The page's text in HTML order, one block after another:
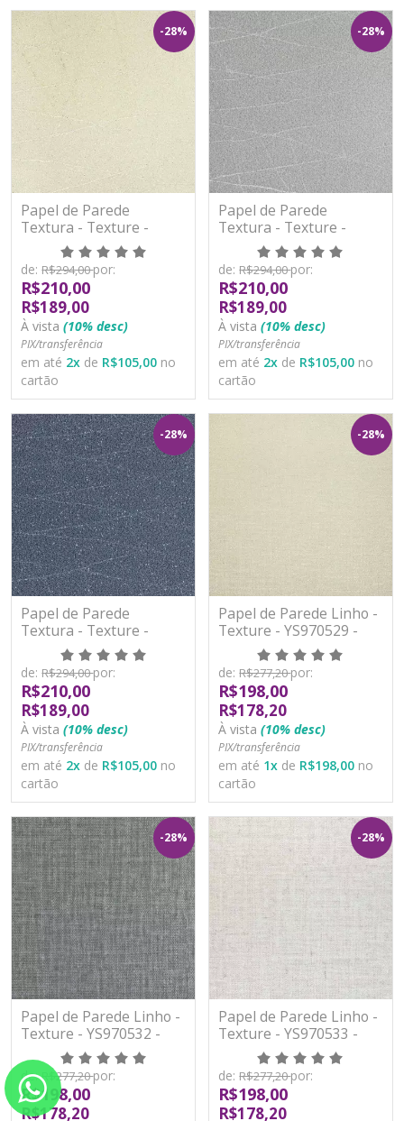
-28%
Papel de Parede
Textura - Texture -
YS970521 - TNT/Vinilíco
de: R$294,00por:
R$210,00
R$189,00
À vista (10% desc)
PIX/transferência
em até 2x de R$105,00 no
cartão
-28%
Papel de Parede
Textura - Texture -
YS970522 - TNT/Vinilíco
de: R$294,00por:
R$210,00
R$189,00
À vista (10% desc)
PIX/transferência
em até 2x de R$105,00 no
cartão
-28%
Papel de Parede
Textura - Texture -
YS970525 - TNT/Vinilíco
de: R$294,00por:
R$210,00
R$189,00
À vista (10% desc)
PIX/transferência
em até 2x de R$105,00 no
cartão
-28%
Papel de Parede Linho -
Texture - YS970529 -
TNT/Vinilíco
de: R$277,20por:
R$198,00
R$178,20
À vista (10% desc)
PIX/transferência
em até 1x de R$198,00 no
cartão
-28%
Papel de Parede Linho -
Texture - YS970532 -
TNT/Vinilíco
de: R$277,20por:
R$198,00
R$178,20
-28%
Papel de Parede Linho -
Texture - YS970533 -
TNT/Vinilíco
de: R$277,20por:
R$198,00
R$178,20